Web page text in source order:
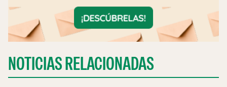
NOTICIAS RELACIONADAS